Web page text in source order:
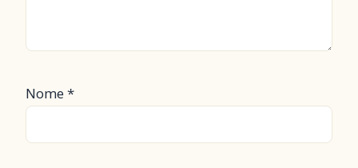
Nome*